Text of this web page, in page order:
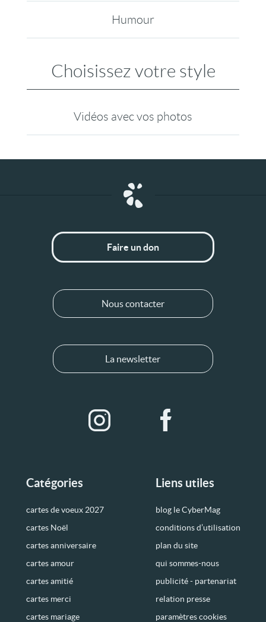
Humour
Choisissez votre style
Vidéos avec vos photos
Catégories
cartes de voeux 2027
cartes Noël
cartes anniversaire
cartes amour
cartes amitié
cartes merci
cartes mariage
Liens utiles
blog le CyberMag
conditions d’utilisation
plan du site
qui sommes-nous
publicité - partenariat
relation presse
paramètres cookies
Faire un don
Nous contacter
La newsletter